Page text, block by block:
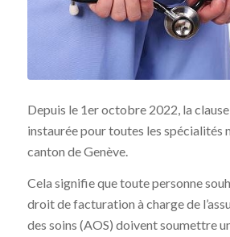
Depuis le 1er octobre 2022, la
instaurée pour toutes les spécialités
canton de Genève.
Cela signifie que toute personne
droit de facturation à charge de
des soins (AOS) doivent soumettre